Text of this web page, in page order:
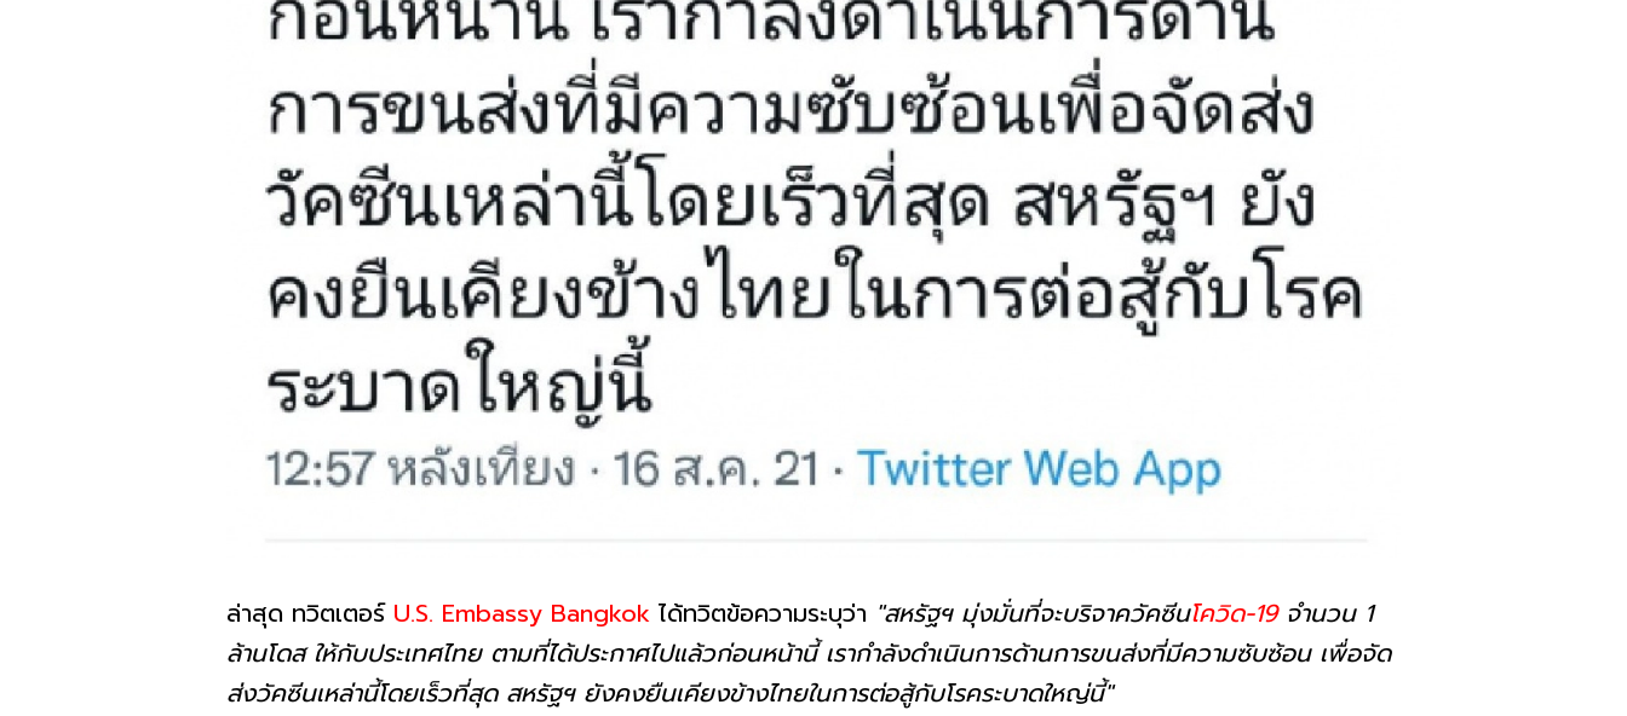
ล่าสุด ทวิตเตอร์U.S. Embassy Bangkok ได้ทวิตข้อความระบุว่า "สหรัฐฯ มุ่งมั่นที่จะบริจาควัคซีนโควิด-19 จำนวน 1
ล้านโดส ให้กับประเทศไทย ตามที่ได้ประกาศไปแล้วก่อนหน้านี้ เรากำลังดำเนินการด้านการขนส่งที่มีความซับซ้อน เพื่อจัด
ส่งวัคซีนเหล่านี้โดยเร็วที่สุด สหรัฐฯ ยังคงยืนเคียงข้างไทยในการต่อสู้กับโรคระบาดใหญ่นี้"